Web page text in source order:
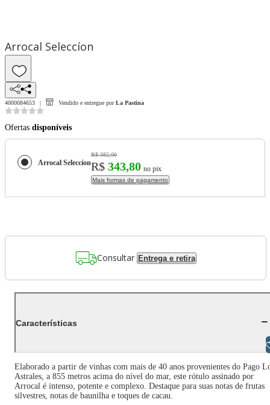
Arrocal Seleccíon
4000084653 Vendido e entregue por La Pastina
Ofertas disponíveis
Arrocal Seleccíon
R$ 382,00
R$ 343,80 no pix
Mais formas de pagamento
Consultar Entrega e retira
Características
Elaborado a partir de vinhas com mais de 40 anos provenientes do Pago
Astrales, a 855 metros acima do nível do mar, este rótulo assinado por
Arrocal é intenso, potente e complexo. Destaque para suas notas de frutas
silvestres, notas de baunilha e toques de cacau.